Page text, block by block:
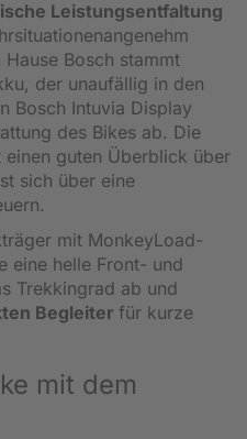
Leistungsentfaltung
Bosch stammt
der unaufällig in den
Bosch Intuvia Display
des Bikes ab. Die
guten Überblick über
sich über eine
mit MonkeyLoad-
eine helle Front- und
Trekkingrad ab und
Begleiter für kurze
mit dem